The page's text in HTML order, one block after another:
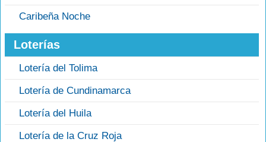
Caribeña Noche
Loterías
Lotería del Tolima
Lotería de Cundinamarca
Lotería del Huila
Lotería de la Cruz Roja